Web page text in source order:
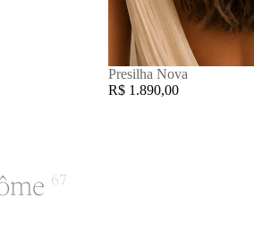
Presilha Nova
R$ 1.890,00
67